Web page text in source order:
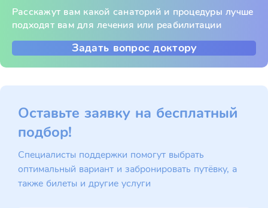
Расскажут вам какой санаторий и процедуры лучше
подходят вам для лечения или реабилитации
Задать вопрос доктору
Оставьте заявку на бесплатный
подбор!
Специалисты поддержки помогут выбрать
оптимальный вариант и забронировать путёвку, а
также билеты и другие услуги